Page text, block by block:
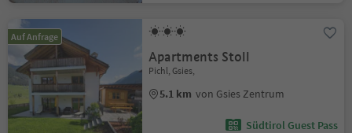
Auf Anfrage
Apartments Stoll
Pichl, Gsies,
5.1 km von Gsies Zentrum
Südtirol Guest Pass